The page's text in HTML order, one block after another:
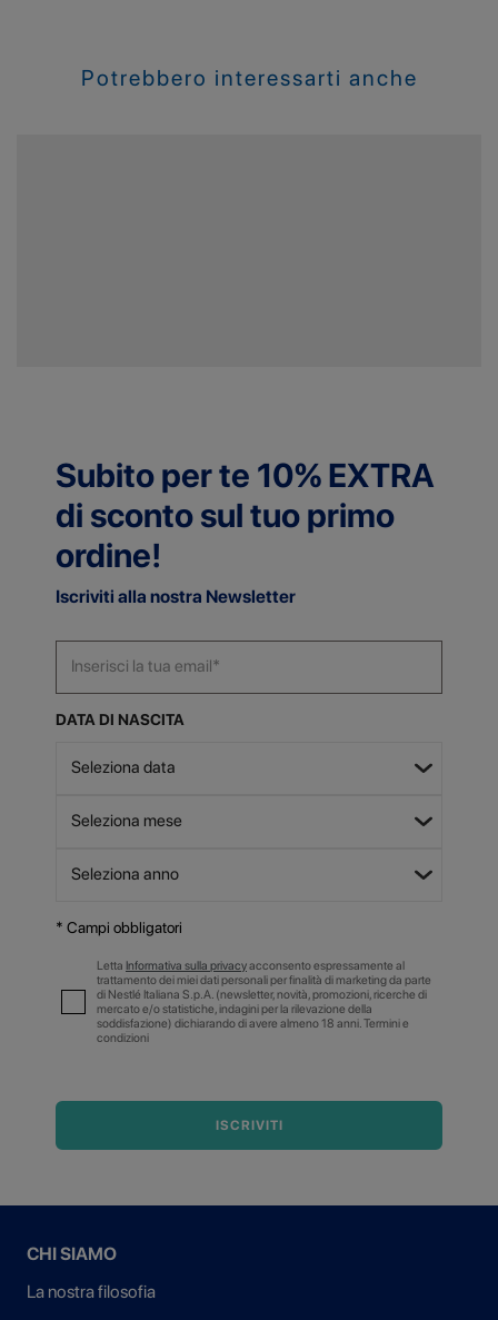
Potrebbero interessarti anche
Subito per te 10% EXTRA
di sconto sul tuo primo
ordine!
Iscriviti alla nostra Newsletter
DATA DI NASCITA
* Campi obbligatori
Letta Informativa sulla privacyacconsento espressamente al
trattamento dei miei dati personali per finalità di marketing da parte
di Nestlé Italiana S.p.A. (newsletter, novità, promozioni, ricerche di
mercato e/o statistiche, indagini per la rilevazione della
soddisfazione) dichiarando di avere almeno 18 anni. Termini e
condizioni
ISCRIVITI
CHI SIAMO
La nostra filosofia